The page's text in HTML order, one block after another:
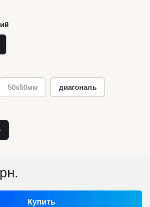
50х50мм диагональ
Купить